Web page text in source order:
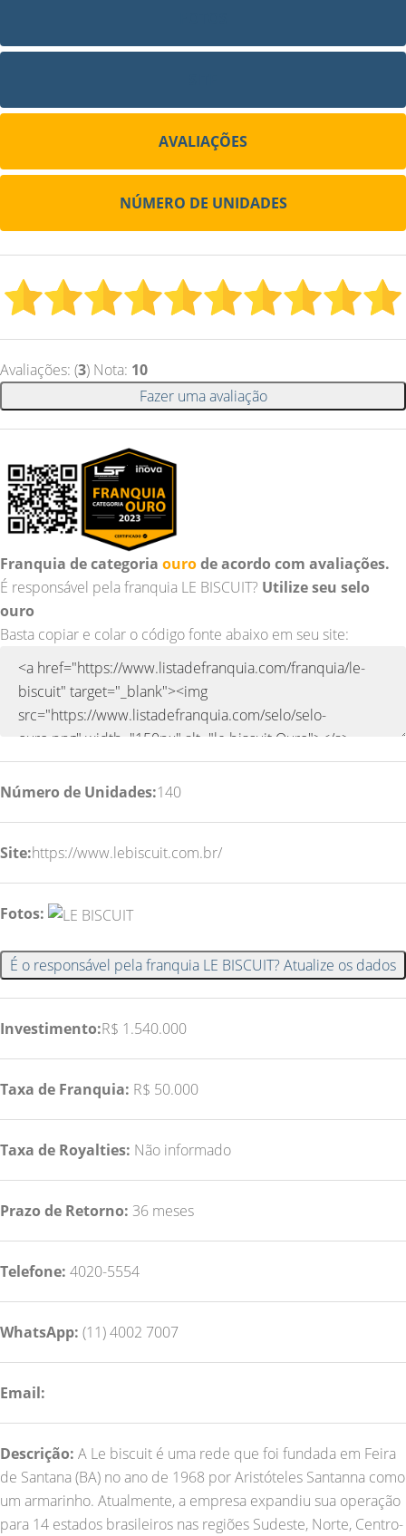
AVALIAÇÕES
NÚMERO DE UNIDADES
Avaliações: (3) Nota: 10
Fazer uma avaliação
Franquia de categoria ourode acordo com avaliações.
É responsável pela franquia LE BISCUIT? Utilize seu selo
ouro
Basta copiar e colar o código fonte abaixo em seu site:
Número de Unidades:140
Site:https://www.lebiscuit.com.br/
Fotos:
É o responsável pela franquia LE BISCUIT? Atualize os dados
Investimento:R$ 1.540.000
Taxa de Franquia: R$ 50.000
Taxa de Royalties: Não informado
Prazo de Retorno: 36 meses
Telefone: 4020-5554
WhatsApp: (11) 4002 7007
Email:
Descrição: A Le biscuit é uma rede que foi fundada em Feira
de Santana (BA) no ano de 1968 por Aristóteles Santanna como
um armarinho. Atualmente, a empresa expandiu sua operação
para 14 estados brasileiros nas regiões Sudeste, Norte, Centro-